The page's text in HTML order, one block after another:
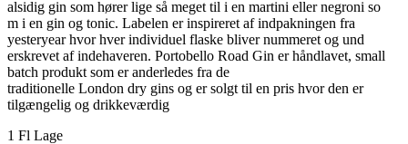
alsidig gin som hører lige så meget til i en martini eller negroni so
m i en gin og tonic. Labelen er inspireret af indpakningen fra
yesteryear hvor hver individuel flaske bliver nummeret og und
erskrevet af indehaveren. Portobello Road Gin er håndlavet, small
batch produkt som er anderledes fra de
traditionelle London dry gins og er solgt til en pris hvor den er
tilgængelig og drikkeværdig
1 Fl Lage